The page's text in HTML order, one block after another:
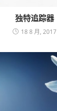
独特追踪器
18 8 月, 2017